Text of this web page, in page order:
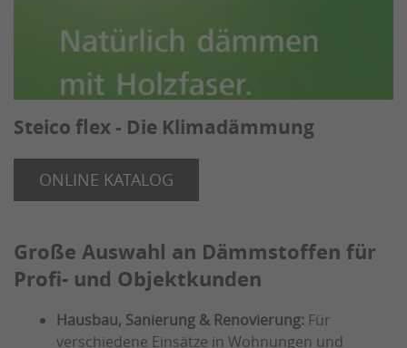
Steico flex - Die Klimadämmung
ONLINE KATALOG
Große Auswahl an Dämmstoffen für
Profi- und Objektkunden
Hausbau, Sanierung & Renovierung: Für
verschiedene Einsätze in Wohnungen und